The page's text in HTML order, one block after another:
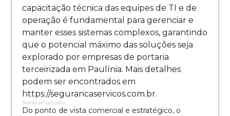
capacitação técnica das equipes de TI e de
operação é fundamental para gerenciar e
manter esses sistemas complexos, garantindo
que o potencial máximo das soluções seja
explorado por empresas de portaria
terceirizada em Paulínia. Mais detalhes
podem ser encontrados em
https://segurancaservicos.com.br.
Gestão de Contratos
Do ponto de vista comercial e estratégico, o